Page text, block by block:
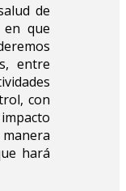
de
en que
entre
con
hará